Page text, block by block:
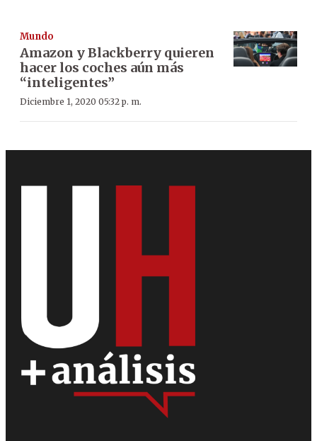
Mundo
Amazon y Blackberry quieren
hacer los coches aún más
“inteligentes”
Diciembre 1, 2020 05:32 p. m.